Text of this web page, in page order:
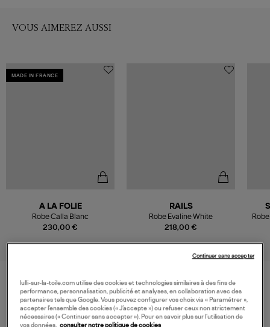
VOUS AIMEREZ AUSSI
MADE IN FRANCE
230,00 €
A LA FOLIE
Robe Calla Blanc
218,00 €
RAILS
Robe Evaline White
VOS DERNIERS PRODUITS VUS
lulli-sur-la-toile.com utilise des cookies et technologies similaires à des fins de
performance, personnalisation, publicité et analyses, en collaboration avec des
partenaires tels que Google. Vous pouvez configurer vos choix via « Paramétrer »,
accepter l’ensemble des cookies (« J’accepte ») ou refuser ceux non strictement
nécessaires (« Continuer sans accepter »). Pour en savoir plus sur l’utilisation de
vos données,
consulter notre politique de cookies
Continuer sans accepter